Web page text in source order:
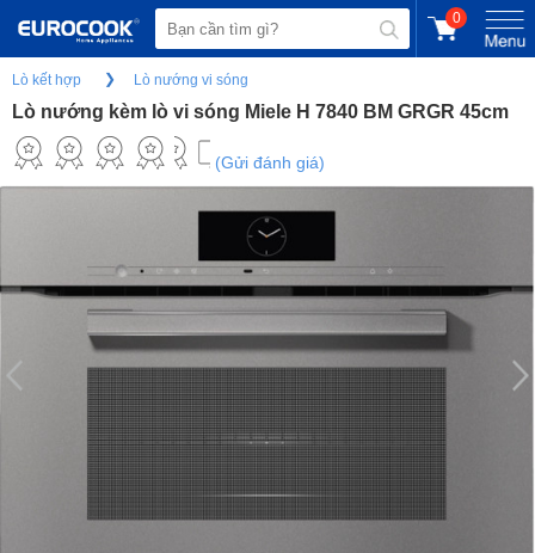
0
Lò kết hợp Lò nướng vi sóng
Lò nướng kèm lò vi sóng Miele H 7840 BM GRGR 45cm
(Gửi đánh giá)